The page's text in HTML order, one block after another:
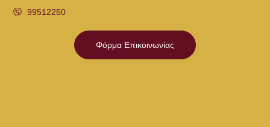
99512250
Φόρμα Επικοινωνίας